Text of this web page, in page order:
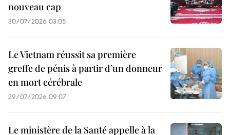
nouveau cap
30/07/2026 03:05
Le Vietnam réussit sa première
greffe de pénis à partir d’un donneur
en mort cérébrale
29/07/2026 09:07
Le ministère de la Santé appelle à la